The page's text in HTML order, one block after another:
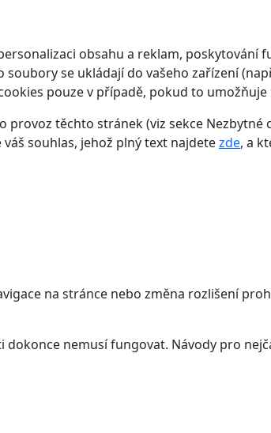
obsahu a reklam, poskytování
se ukládají do vašeho zařízení
pouze v případě, pokud to
těchto stránek (viz sekce Nezbytné
souhlas, jehož plný text najdetezde, a
na stránce nebo změna rozlišení
nemusí fungovat. Návody pro